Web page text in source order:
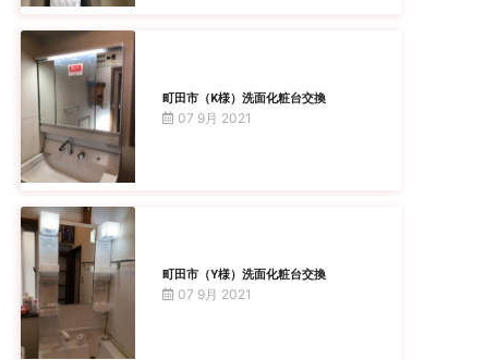
町田市（K様）洗面化粧台交換
07 9月 2021
町田市（Y様）洗面化粧台交換
07 9月 2021